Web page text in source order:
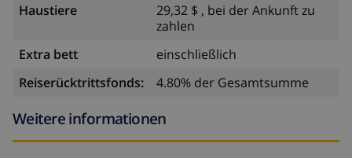
Haustiere
29,32 $ , bei der Ankunft zu
zahlen
Extra bett
einschließlich
Reiserücktrittsfonds:
4.80% der Gesamtsumme
Weitere informationen